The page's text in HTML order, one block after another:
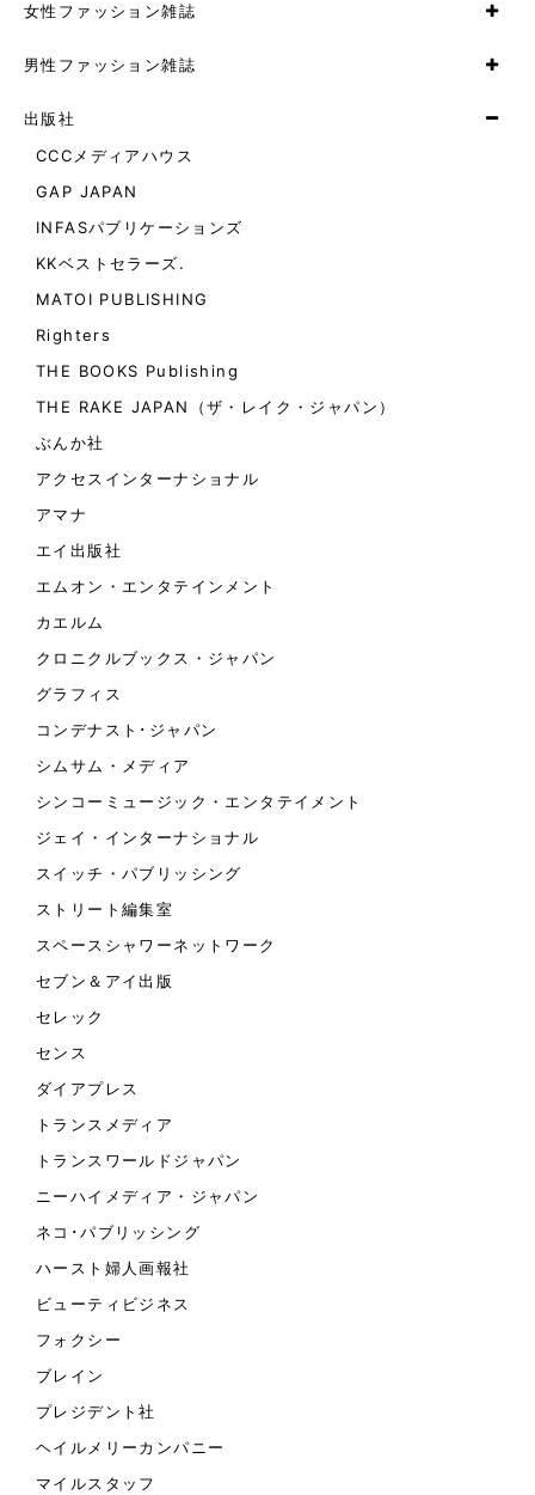
女性ファッション雑誌
男性ファッション雑誌
出版社
CCCメディアハウス
GAP JAPAN
INFASパブリケーションズ
KKベストセラーズ.
MATOI PUBLISHING
Righters
THE BOOKS Publishing
THE RAKE JAPAN（ザ・レイク・ジャパン）
ぶんか社
アクセスインターナショナル
アマナ
エイ出版社
エムオン・エンタテインメント
カエルム
クロニクルブックス・ジャパン
グラフィス
コンデナスト･ジャパン
シムサム・メディア
シンコーミュージック・エンタテイメント
ジェイ・インターナショナル
スイッチ・パブリッシング
ストリート編集室
スペースシャワーネットワーク
セブン＆アイ出版
セレック
センス
ダイアプレス
トランスメディア
トランスワールドジャパン
ニーハイメディア・ジャパン
ネコ･パブリッシング
ハースト婦人画報社
ビューティビジネス
フォクシー
ブレイン
プレジデント社
ヘイルメリーカンパニー
マイルスタッフ